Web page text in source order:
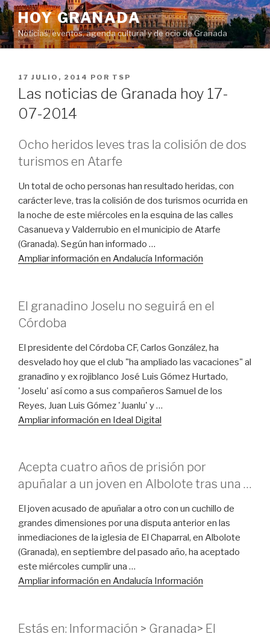
Saltar
al
contenido
HOY GRANADA
Noticias, eventos, agenda cultural y de ocio de Granada
PUBLICADO
EL
17 JULIO, 2014 POR TSP
Las noticias de Granada hoy 17-
07-2014
Ocho heridos leves tras la colisión de dos
turismos en Atarfe
Un total de ocho personas han resultado heridas, con
carácter leve, tras la colisión de dos turismos ocurrida en
la noche de este miércoles en la esquina de las calles
Casanueva y Valderrubio en el municipio de Atarfe
(Granada). Según han informado …
Ampliar información en Andalucía Información
El granadino Joselu no seguirá en el
Córdoba
El presidente del Córdoba CF, Carlos González, ha
desvelado hoy que el club "ha ampliado las vacaciones" al
granadino y ex rojiblanco José Luis Gómez Hurtado,
'Joselu' así como a sus compañeros Samuel de los
Reyes, Juan Luis Gómez 'Juanlu' y …
Ampliar información en Ideal Digital
Acepta cuatro años de prisión por
apuñalar a un joven en Albolote tras una …
El joven acusado de apuñalar a otro con un cuchillo de
grandes dimensiones por una disputa anterior en las
inmediaciones de la iglesia de El Chaparral, en Albolote
(Granada), en septiembre del pasado año, ha aceptado
este miércoles cumplir una …
Ampliar información en Andalucía Información
Estás en: Información > Granada> El